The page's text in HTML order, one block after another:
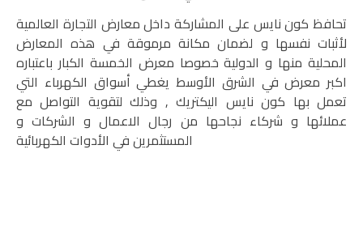
تحافظ كون نايس على المشاركة داخل معارض التجارة العالمية
لأثبات نفسها و لضمان مكانة مرموقة في هذه المعارض
المحلية منها و الدولية خصوصا معرض الخمسة الكبار باعتباره
اكبر معرض في الشرق الأوسط يغطي أسواق الكهرباء التي
تعمل بها كون نايس اليكتريك , وذلك لتقوية التواصل مع
عملائها و شركاء نجاحها من رجال الاعمال و الشركات و
المستثمرين في الأدوات الكهربائية